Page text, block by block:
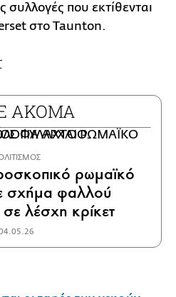
συλλογές που εκτίθενται
στο Taunton.
ΑΚΟΜΑ
ρωμαϊκό
σχήμα φαλλού
σε λέσχη κρίκετ